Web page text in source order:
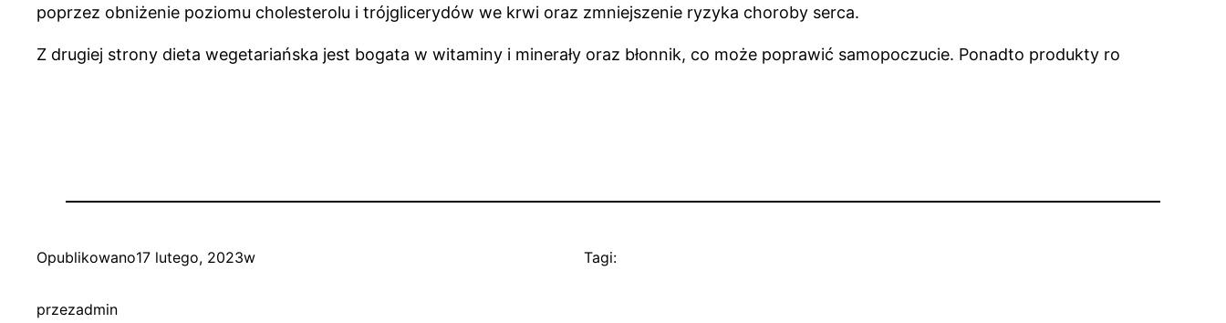
poprzez obniżenie poziomu cholesterolu i trójglicerydów we krwi oraz zmniejszenie ryzyka choroby serca.
Z drugiej strony dieta wegetariańska jest bogata w witaminy i minerały oraz błonnik, co może poprawić samopoczucie. Ponadto produkty ro
Opublikowano17 lutego, 2023w
przezadmin
Tagi: